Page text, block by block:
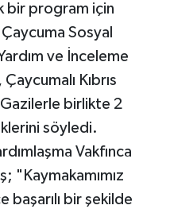
bir program için
Sosyal
ve İnceleme
Kıbrıs
birlikte 2
söyledi.
Vakfınca
"Kaymakamımız
başarılı bir şekilde